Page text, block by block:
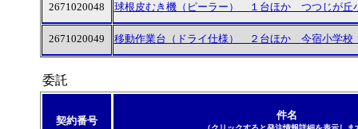
2671020048 球根皮むき機（ピーラー） １台ほか つつじが
2671020049 移動作業台（ドライ仕様） ２台ほか 今宿小学
委託
契約番号 件名